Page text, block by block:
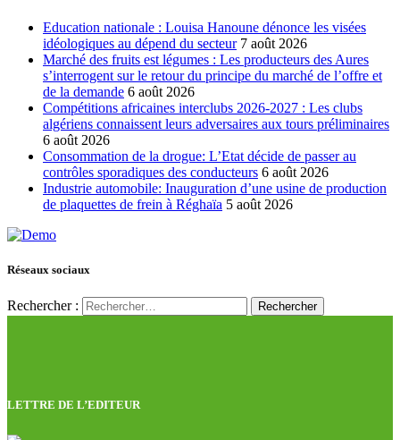
Education nationale : Louisa Hanoune dénonce les visées
idéologiques au dépend du secteur 7 août 2026
Marché des fruits est légumes : Les producteurs des Aures
s’interrogent sur le retour du principe du marché de l’offre et
de la demande 6 août 2026
Compétitions africaines interclubs 2026-2027 : Les clubs
algériens connaissent leurs adversaires aux tours préliminaires
6 août 2026
Consommation de la drogue: L’Etat décide de passer au
contrôles sporadiques des conducteurs 6 août 2026
Industrie automobile: Inauguration d’une usine de production
de plaquettes de frein à Réghaïa 5 août 2026
Réseaux sociaux
Rechercher :
LETTRE DE L’EDITEUR